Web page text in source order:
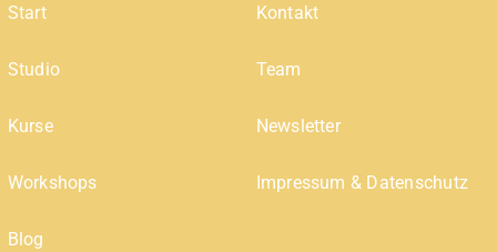
Start
Studio
Kurse
Workshops
Blog
Kontakt
Team
Newsletter
Impressum & Datenschutz